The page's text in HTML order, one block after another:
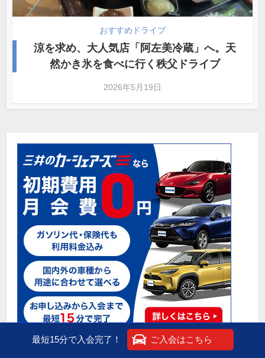
おすすめドライブ
涼を求め、大人気店「阿左美冷蔵」へ。天
然かき氷を食べに行く秩父ドライブ
2026年5月19日
最短15分で入会完了！ ご入会はこちら